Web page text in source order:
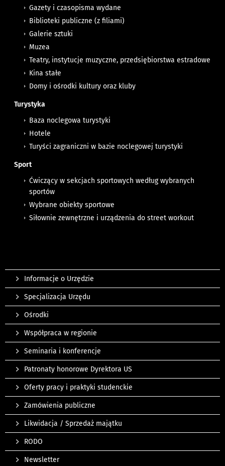
Gazety i czasopisma wydane
Biblioteki publiczne (z filiami)
Galerie sztuki
Muzea
Teatry, instytucje muzyczne, przedsiębiorstwa estradowe
Kina stałe
Domy i ośrodki kultury oraz kluby
Turystyka
Baza noclegowa turystyki
Hotele
Turyści zagraniczni w bazie noclegowej turystyki
Sport
Ćwiczący w sekcjach sportowych według wybranych
sportów
Wybrane obiekty sportowe
Siłownie zewnętrzne i urządzenia do street workout
Informacje o Urzędzie
Specjalizacja Urzędu
Ośrodki
Współpraca w regionie
Seminaria i konferencje
Patronaty honorowe Dyrektora US
Oferty pracy i praktyki studenckie
Zamówienia publiczne
Likwidacja / Sprzedaż majątku
RODO
Newsletter